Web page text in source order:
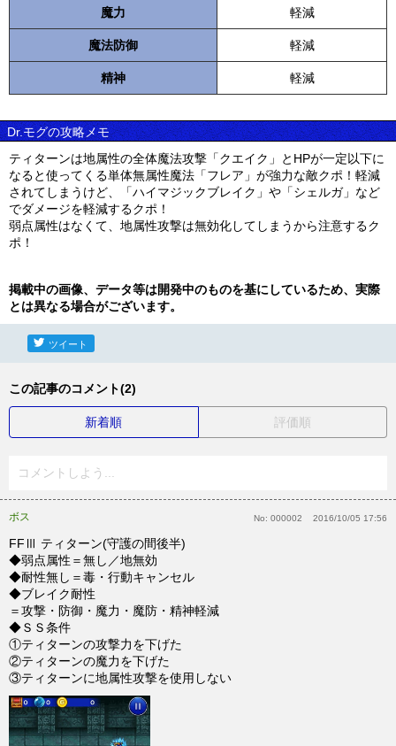
魔力 軽減
魔法防御 軽減
精神 軽減
Dr.モグの攻略メモ
ティターンは地属性の全体魔法攻撃「クエイク」とHPが一定以下に
なると使ってくる単体無属性魔法「フレア」が強力な敵クポ！軽減
されてしまうけど、「ハイマジックブレイク」や「シェルガ」など
でダメージを軽減するクポ！
弱点属性はなくて、地属性攻撃は無効化してしまうから注意するク
ポ！
掲載中の画像、データ等は開発中のものを基にしているため、実際
とは異なる場合がございます。
ツイート
この記事のコメント(2)
新着順 評価順
コメントしよう...
ボス No: 000002 2016/10/05 17:56
FFⅢ ティターン(守護の間後半)
◆弱点属性＝無し／地無効
◆耐性無し＝毒・行動キャンセル
◆ブレイク耐性
＝攻撃・防御・魔力・魔防・精神軽減
◆ＳＳ条件
①ティターンの攻撃力を下げた
②ティターンの魔力を下げた
③ティターンに地属性攻撃を使用しない